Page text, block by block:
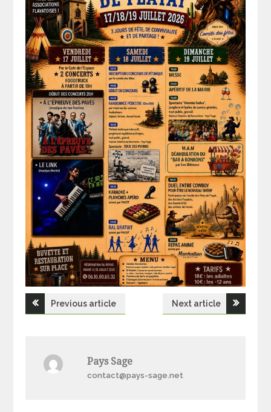
Navigation
l’article
Previous article Next article
Pays Sage
contact@pays-sage.net